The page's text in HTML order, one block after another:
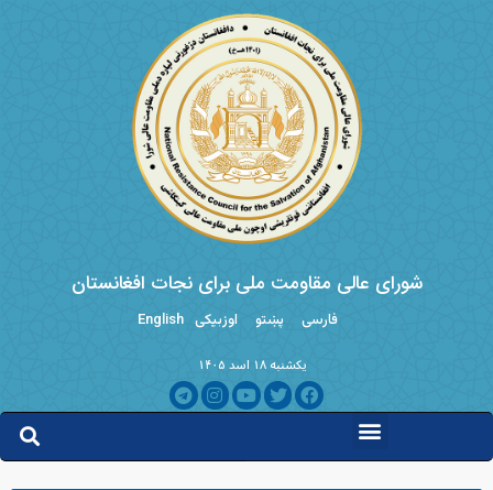
شورای عالی مقاومت ملی برای نجات افغانستان
فارسی پښتو اوزبیکی English
یکشنبه ۱۸ اسد ۱۴۰۵